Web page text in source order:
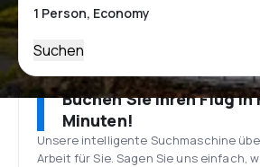
Suchen
Buchen Sie Ihren Flug
Minuten!
Unsere intelligente Suchmaschine
Arbeit für Sie. Sagen Sie uns einfach,